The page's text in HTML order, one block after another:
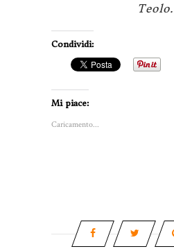
Teolo.
Condividi:
Mi piace:
Caricamento...